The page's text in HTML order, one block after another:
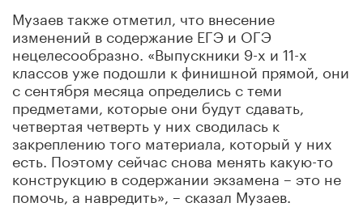
Музаев также отметил, что внесение
изменений в содержание ЕГЭ и ОГЭ
нецелесообразно. «Выпускники 9-х и 11-х
классов уже подошли к финишной прямой, они
с сентября месяца определись с теми
предметами, которые они будут сдавать,
четвертая четверть у них сводилась к
закреплению того материала, который у них
есть. Поэтому сейчас снова менять какую-то
конструкцию в содержании экзамена – это не
помочь, а навредить», – сказал Музаев.